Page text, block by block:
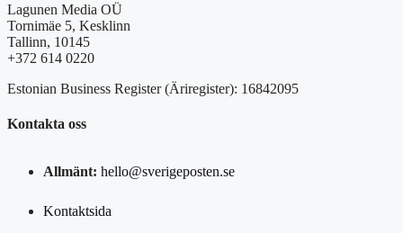
Lagunen Media OÜ
Tornimäe 5, Kesklinn
Tallinn, 10145
+372 614 0220
Estonian Business Register (Äriregister): 16842095
Kontakta oss
Allmänt: hello@sverigeposten.se
Kontaktsida